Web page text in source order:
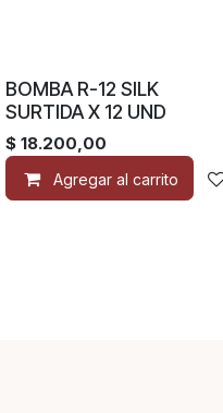
BOMBA R-12 SILK
SURTIDA X 12 UND
$18.200,00
Agregar al carrito